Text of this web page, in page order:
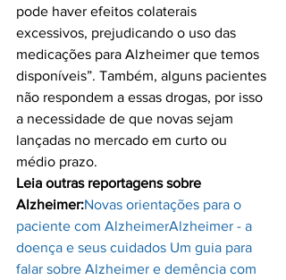
pode haver efeitos colaterais
excessivos, prejudicando o uso das
medicações para Alzheimer que temos
disponíveis”. Também, alguns pacientes
não respondem a essas drogas, por isso
a necessidade de que novas sejam
lançadas no mercado em curto ou
Leia outras reportagens sobre
Alzheimer:Novas orientações para o
paciente com AlzheimerAlzheimer - a
doença e seus cuidados Um guia para
falar sobre Alzheimer e demência com